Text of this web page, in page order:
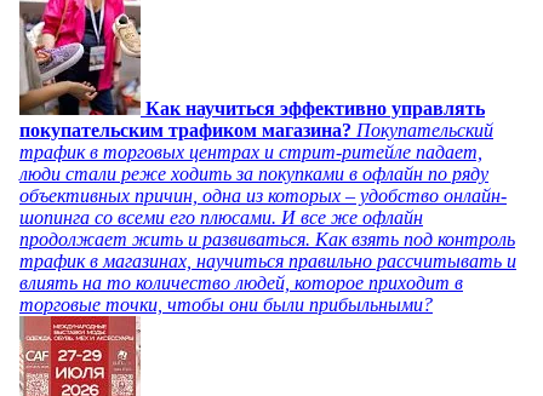
Как научиться эффективно управлять
покупательским трафиком магазина? Покупательский
трафик в торговых центрах и стрит-ритейле падает,
люди стали реже ходить за покупками в офлайн по ряду
объективных причин, одна из которых – удобство онлайн-
шопинга со всеми его плюсами. И все же офлайн
продолжает жить и развиваться. Как взять под контроль
трафик в магазинах, научиться правильно рассчитывать и
влиять на то количество людей, которое приходит в
торговые точки, чтобы они были прибыльными?